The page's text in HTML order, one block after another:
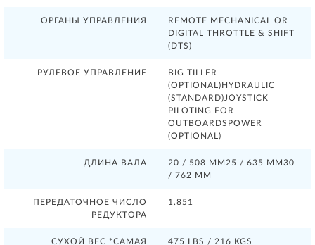
ОРГАНЫ УПРАВЛЕНИЯ
REMOTE MECHANICAL OR
DIGITAL THROTTLE & SHIFT
(DTS)
РУЛЕВОЕ УПРАВЛЕНИЕ
BIG TILLER
(OPTIONAL)HYDRAULIC
(STANDARD)JOYSTICK
PILOTING FOR
OUTBOARDSPOWER
(OPTIONAL)
ДЛИНА ВАЛА
20 / 508 ММ25 / 635 ММ30
/ 762 ММ
ПЕРЕДАТОЧНОЕ ЧИСЛО
РЕДУКТОРА
1.851
СУХОЙ ВЕС *САМАЯ 475 LBS / 216 KGS